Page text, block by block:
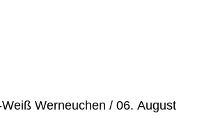
Werneuchen / 06. August